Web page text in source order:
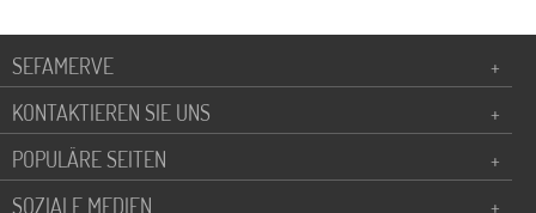
SEFAMERVE
+
KONTAKTIEREN SIE UNS
+
POPULÄRE SEITEN
+
SOZIALE MEDIEN
+